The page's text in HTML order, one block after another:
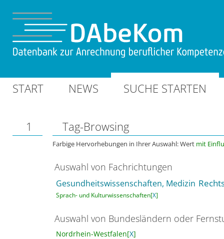
START NEWS SUCHE STARTEN
1 Tag-Browsing
Farbige Hervorhebungen in Ihrer Auswahl: Wert mit
Auswahl von Fachrichtungen
Gesundheitswissenschaften, Medizin
Sprach- und Kulturwissenschaften[X]
Auswahl von Bundesländern oder
Nordrhein-Westfalen[X]